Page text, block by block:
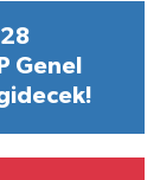
28
Genel